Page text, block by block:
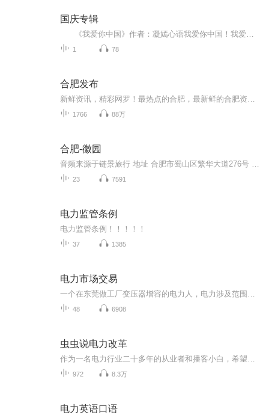
国庆专辑
1 78
合肥发布
1766 88万
合肥-徽园
23 7591
电力监管条例
电力监管条例！！！！！
37 1385
电力市场交易
48 6908
虫虫说电力改革
972 8.3万
电力英语口语